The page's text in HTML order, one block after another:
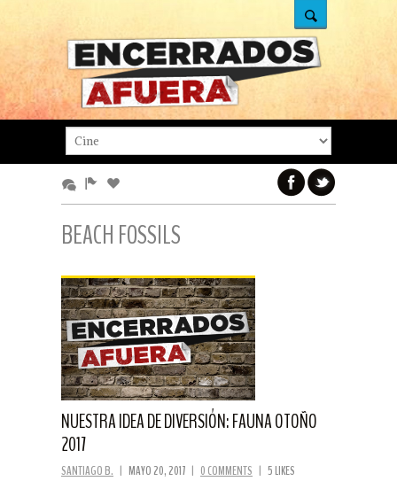
BEACH FOSSILS
NUESTRA IDEA DE DIVERSIÓN: FAUNA OTOÑO
2017
SANTIAGO B. | MAYO 20, 2017 | 0 COMMENTS | 5 LIKES